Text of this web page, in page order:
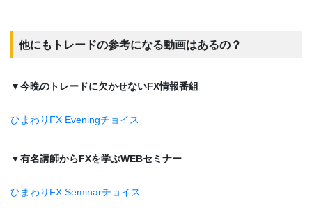
他にもトレードの参考になる動画はあるの？
▼今晩のトレードに欠かせないFX情報番組
ひまわりFX Eveningチョイス
▼有名講師からFXを学ぶWEBセミナー
ひまわりFX Seminarチョイス